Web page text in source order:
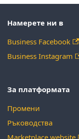
Намерете ни в
Business Facebook
Business Instagram
За платформата
Промени
Ръководства